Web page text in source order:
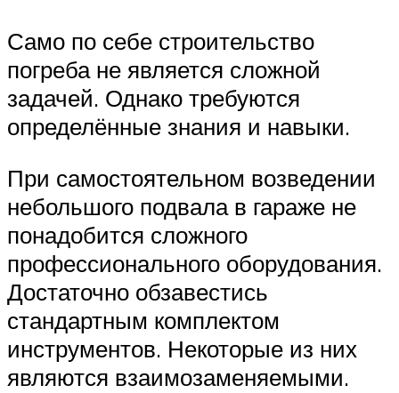
Само по себе строительство
погреба не является сложной
задачей. Однако требуются
определённые знания и навыки.
При самостоятельном возведении
небольшого подвала в гараже не
понадобится сложного
профессионального оборудования.
Достаточно обзавестись
стандартным комплектом
инструментов. Некоторые из них
являются взаимозаменяемыми.